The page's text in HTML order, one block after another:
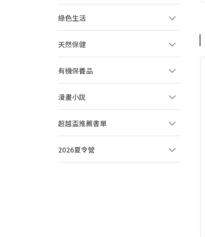
綠色生活
天然保健
有機保養品
漫畫小說
超越盃推薦書單
2026夏令營